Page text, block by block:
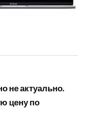
не актуально.
цену по